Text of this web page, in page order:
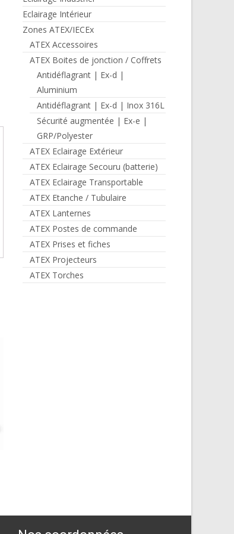
Eclairage Intérieur
Zones ATEX/IECEx
ATEX Accessoires
ATEX Boites de jonction / Coffrets
Antidéflagrant | Ex-d |
Aluminium
Antidéflagrant | Ex-d | Inox 316L
Sécurité augmentée | Ex-e |
GRP/Polyester
ATEX Eclairage Extérieur
ATEX Eclairage Secouru (batterie)
ATEX Eclairage Transportable
ATEX Etanche / Tubulaire
ATEX Lanternes
ATEX Postes de commande
ATEX Prises et fiches
ATEX Projecteurs
ATEX Torches